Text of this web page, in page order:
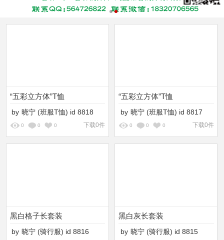
“五彩立方体”T恤
by 晓宁 (班服T恤) id 8818
0 0 0 下载0件
“五彩立方体”T恤
by 晓宁 (班服T恤) id 8817
0 0 0 下载0件
黑白格子长套装
by 晓宁 (骑行服) id 8816
黑白灰长套装
by 晓宁 (骑行服) id 8815